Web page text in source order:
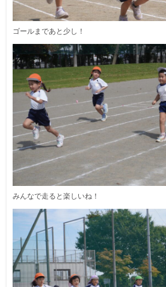
ゴールまであと少し！
みんなで走ると楽しいね！